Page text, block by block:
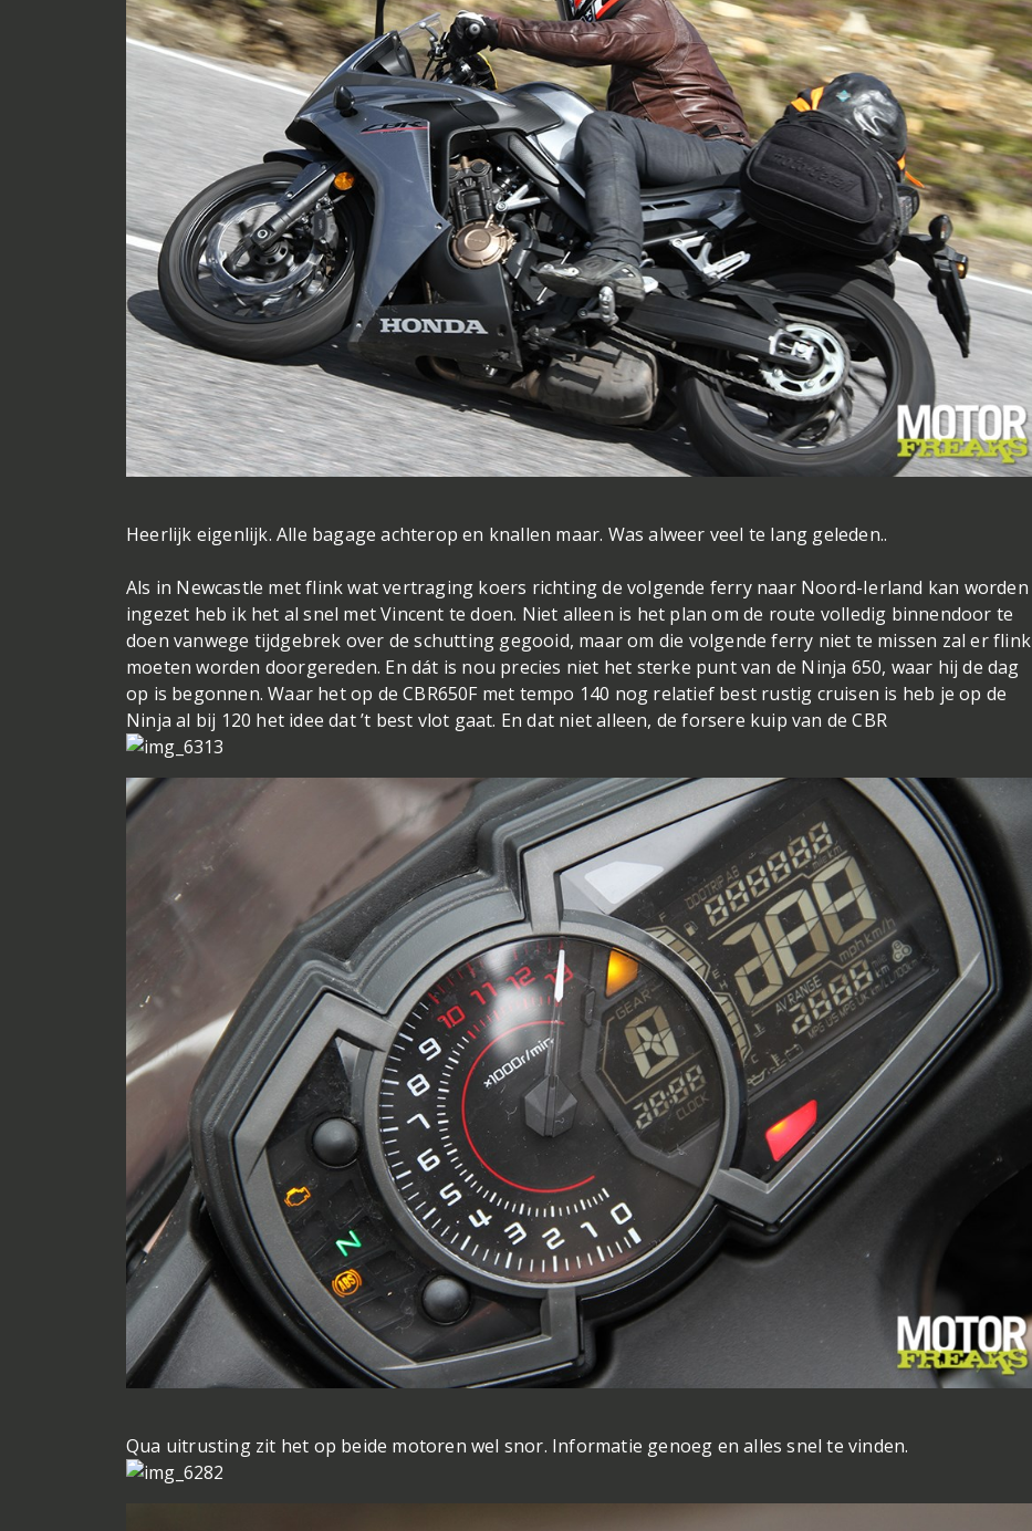
Heerlijk eigenlijk. Alle bagage achterop en knallen maar. Was alweer veel te lang geleden..
Als in Newcastle met flink wat vertraging koers richting de volgende ferry naar Noord-Ierland kan worden
ingezet heb ik het al snel met Vincent te doen. Niet alleen is het plan om de route volledig binnendoor te
doen vanwege tijdgebrek over de schutting gegooid, maar om die volgende ferry niet te missen zal er flink
moeten worden doorgereden. En dát is nou precies niet het sterke punt van de Ninja 650, waar hij de dag
op is begonnen. Waar het op de CBR650F met tempo 140 nog relatief best rustig cruisen is heb je op de
Ninja al bij 120 het idee dat ’t best vlot gaat. En dat niet alleen, de forsere kuip van de CBR
Qua uitrusting zit het op beide motoren wel snor. Informatie genoeg en alles snel te vinden.